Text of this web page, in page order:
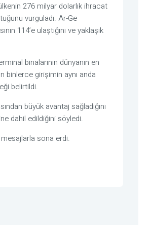
276 milyar dolarlık ihracat
vurguladı. Ar-Ge
114’e ulaştığını ve yaklaşık
binalarının dünyanın en
binlerce girişimin aynı anda
belirtildi.
büyük avantaj sağladığını
dahil edildiğini söyledi.
sona erdi.